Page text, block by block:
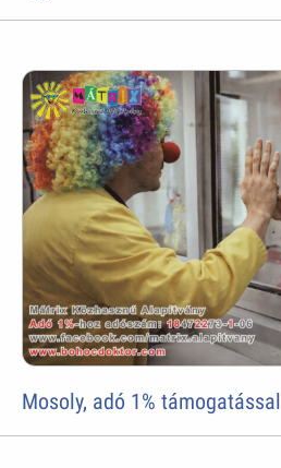
Mosoly, adó 1% támogatással